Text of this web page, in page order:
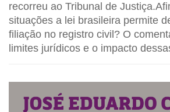
recorreu ao Tribunal de
situações a lei brasileira permite
filiação no registro civil? O
limites jurídicos e o impacto